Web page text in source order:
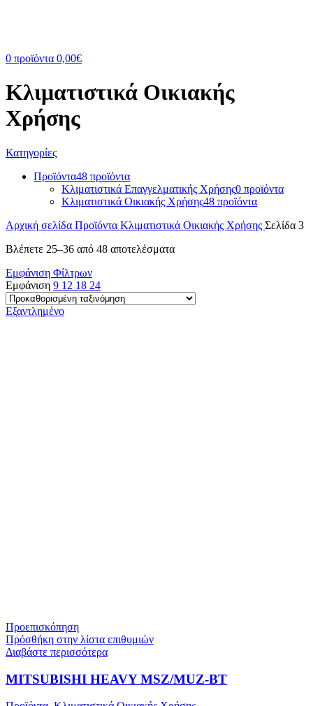
0 προϊόντα 0,00€
Κλιματιστικά Οικιακής
Χρήσης
Κατηγορίες
Προϊόντα48 προϊόντα
Κλιματιστικά Επαγγελματικής Χρήσης0 προϊόντα
Κλιματιστικά Οικιακής Χρήσης48 προϊόντα
Αρχική σελίδα Προϊόντα Κλιματιστικά Οικιακής Χρήσης Σελίδα 3
Βλέπετε 25–36 από 48 αποτελέσματα
Εμφάνιση Φίλτρων
Εμφάνιση 9 12 18 24
Εξαντλημένο
Προεπισκόπηση
Πρόσθήκη στην λίστα επιθυμιών
Διαβάστε περισσότερα
MITSUBISHI HEAVY MSZ/MUZ-BT